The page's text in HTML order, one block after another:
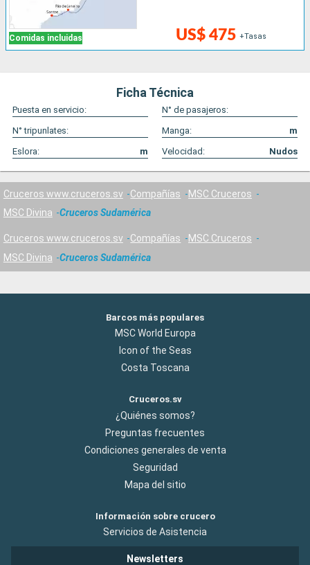
Comidas incluidas US$ 475 +Tasas
Ficha Técnica
Puesta en servicio:
N° de pasajeros:
N° tripunlates:
Manga:
m
Eslora:
m Velocidad: Nudos
Cruceros www.cruceros.sv Compañías
MSC Cruceros
MSC Divina
Cruceros Sudamérica
Cruceros www.cruceros.sv Compañías
MSC Cruceros
MSC Divina
Cruceros Sudamérica
Barcos más populares
MSC World Europa
Icon of the Seas
Costa Toscana
Cruceros.sv
¿Quiénes somos?
Preguntas frecuentes
Condiciones generales de venta
Seguridad
Mapa del sitio
Información sobre crucero
Servicios de Asistencia
Newsletters